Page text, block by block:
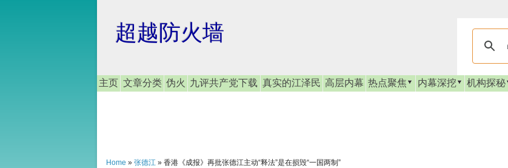
超越防火墙
主页 文章分类 伪火 九评共产党下载 真实的江泽民 高层内幕 热点聚焦 内幕深挖 机构探秘
Home » 张德江 » 香港《成报》再批张德江主动“释法”是在损毁“一国两制”